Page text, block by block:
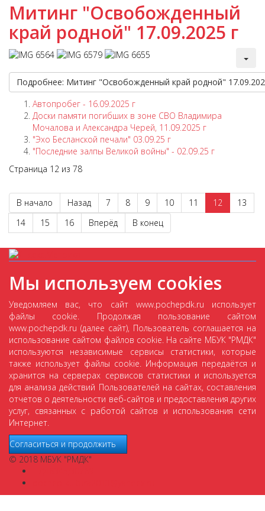
Митинг "Освобожденный
край родной" 17.09.2025 г
Подробнее: Митинг "Освобожденный край родной"
Автопробег - 16.09.2025 г
Доски памяти погибших в зоне СВО Владимира
Мочалова и Александра Черей, 11.09.2025 г
"Эхо Бесланской печали" 03.09.25 г
"Последние залпы Великой войны" - 02.09.25 г
Страница 12 из 78
В начало Назад 7 8 9 10 11 12
13
14
15 16 Вперёд В конец
Мы используем cookies
Уведомляем вас, что сайт www.pochepdk.ru использует
файлы cookie. Продолжая пользование сайтом
www.pochepdk.ru (далее сайт), Пользователь соглашается на
использование сайтом файлов cookie. На сайте МБУК "РМДК"
используются независимые сервисы статистики, которые
также использует файлы cookie. Информация передаётся и
хранится на серверах сервисов статистики и используется
для анализа действий Пользователей на сайтах, составления
отчетов о деятельности веб-сайтов и предоставления других
услуг, связанных с работой сайтов и использования сети
Интернет.
Согласиться и продолжить
© 2018 МБУК "РМДК"